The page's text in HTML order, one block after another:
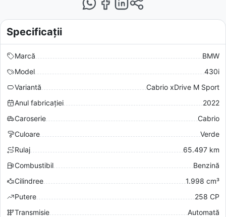
Specificații
Marcă
BMW
Model
430i
Variantă
Cabrio xDrive M Sport
Anul fabricației
2022
Caroserie
Cabrio
Culoare
Verde
Rulaj
65.497 km
Combustibil
Benzină
Cilindree
1.998 cm³
Putere
258 CP
Transmisie
Automată